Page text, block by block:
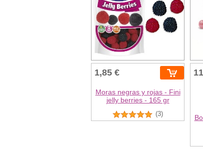
1,85 €
Moras negras y rojas - Fini
jelly berries - 165 gr
(3)